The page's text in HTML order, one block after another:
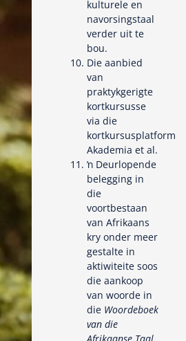
kulturele en
navorsingstaal
verder uit te
bou.
Die aanbied
van
praktykgerigte
kortkursusse
via die
kortkursusplatform
Akademia et al.
ŉ Deurlopende
belegging in
die
voortbestaan
van Afrikaans
kry onder meer
gestalte in
aktiwiteite soos
die aankoop
van woorde in
die Woordeboek
van die